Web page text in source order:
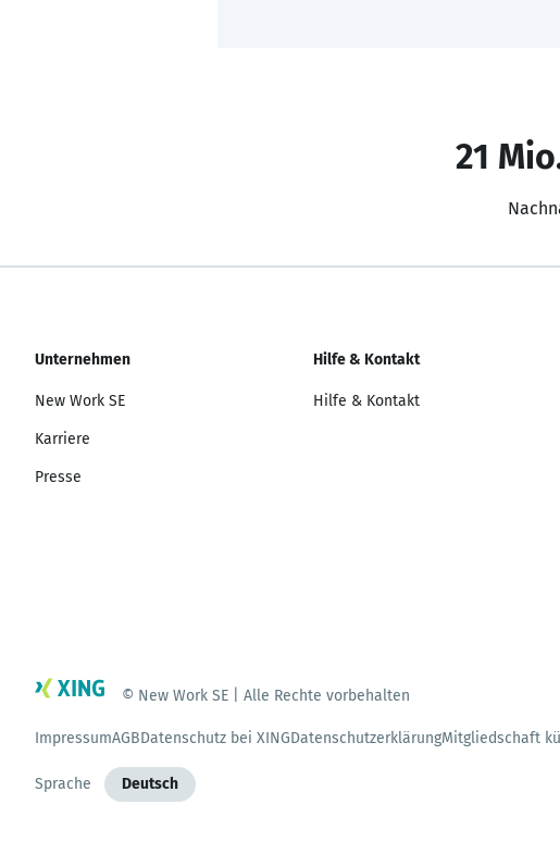
21
Unternehmen
New Work SE
Karriere
Presse
Hilfe & Kontakt
Hilfe & Kontakt
© New Work SE | Alle Rechte vorbehalten
ImpressumAGBDatenschutz bei XINGDatenschutzerklärungMitgliedschaft
Sprache Deutsch